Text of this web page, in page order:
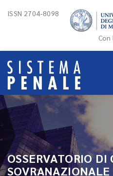
ISSN 2704-8098
OSSERVATORIO DI
SOVRANAZIONALE